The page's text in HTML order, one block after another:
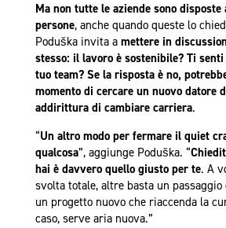
Ma non tutte le aziende sono
persone, anche quando queste lo
Poduška invita a mettere in
stesso: il lavoro è sostenibile? Ti
tuo team? Se la risposta è no,
momento di cercare un nuovo datore
addirittura di cambiare carriera.
“Un altro modo per fermare il quiet
qualcosa”, aggiunge Poduška. “
hai è davvero quello giusto per te. A
svolta totale, altre basta un
un progetto nuovo che riaccenda la
caso, serve aria nuova.”